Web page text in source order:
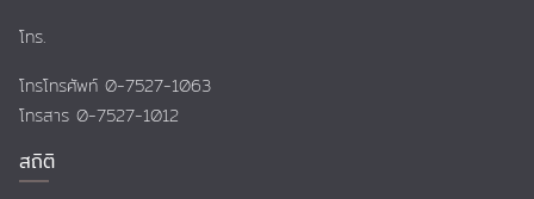
โทร.
โทรโทรศัพท์ 0-7527-1063
โทรสาร 0-7527-1012
สถิติ